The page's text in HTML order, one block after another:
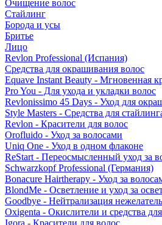
Очищение волос
Стайлинг
Борода и усы
Бритье
Лицо
Revlon Professional (Испания)
Средства для окрашивания волос
Equave Instant Beauty - Мгновенная
Pro You - Для ухода и укладки волос
Revlonissimo 45 Days - Уход для
Style Masters - Средства для
Revlon - Красители для волос
Orofluido - Уход за волосами
Uniq One - Уход в одном флаконе
ReStart - Переосмысленный уход за
Schwarzkopf Professional (Германия)
Bonacure Hairtherapy - Уход за
BlondMe - Осветление и уход за
Goodbye - Нейтрализация
Oxigenta - Окислители и средства
Igora - Красители для волос